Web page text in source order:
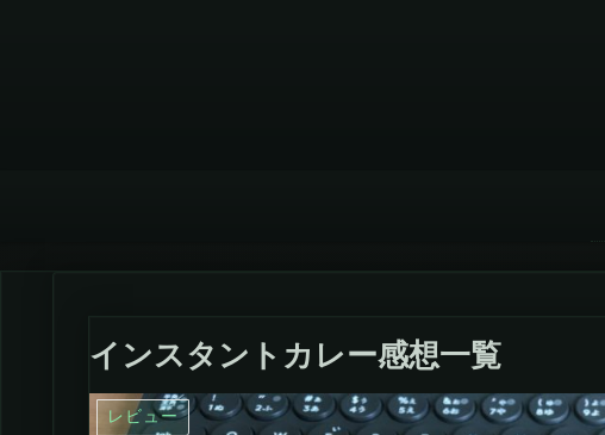
インスタントカレー感想一覧
レビュー